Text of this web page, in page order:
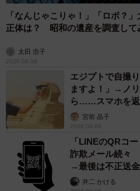
骨付きスペアリブ（５００円）
「なんじゃこりゃ！」「ロボ？
正体は？ 昭和の遺産を調査し
太田 浩子
2026.08.06
エジプトで自撮
ますよ！」→ノ
ら……スマホを
カモ代表かも」
宮前 晶子
2026.08.06
「LINEのQRコ
詐欺メール続々
→最後は不正送
提」の対策
井二 かける